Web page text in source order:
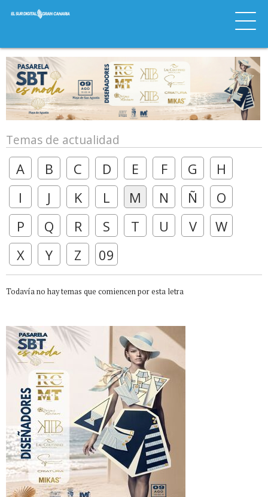
Temas de actualidad
A B C D E F G
H
I
J K L M N Ñ
O
P
Q R S T U V
W
X
Y Z 09
Todavía no hay temas que comiencen por esta letra